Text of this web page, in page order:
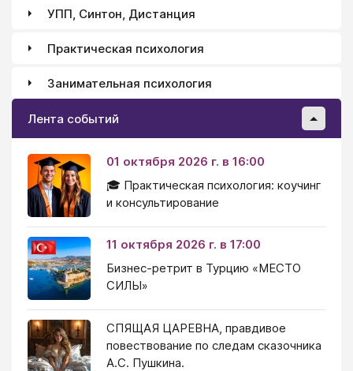
УПП, Синтон, Дистанция
Практическая психология
Занимательная психология
Лента событий
01 октября 2026 г. в 16:00
🎓 Практическая психология: коучинг
и консультирование
11 октября 2026 г. в 17:00
Бизнес-ретрит в Турцию «МЕСТО
СИЛЫ»
СПЯЩАЯ ЦАРЕВНА, правдивое
повествование по следам сказочника
А.С. Пушкина.